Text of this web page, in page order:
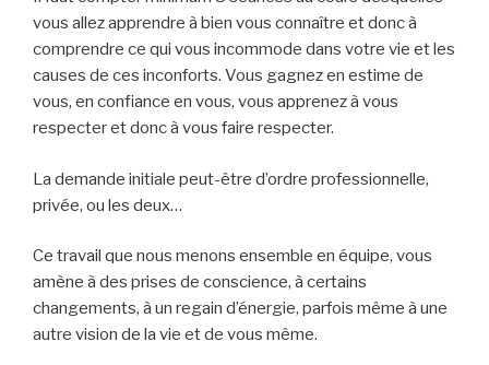
vous allez apprendre à bien vous connaître et donc à
comprendre ce qui vous incommode dans votre vie et les
causes de ces inconforts. Vous gagnez en estime de
vous, en confiance en vous, vous apprenez à vous
respecter et donc à vous faire respecter.
La demande initiale peut-être d’ordre professionnelle,
privée, ou les deux…
Ce travail que nous menons ensemble en équipe, vous
amène à des prises de conscience, à certains
changements, à un regain d’énergie, parfois même à une
autre vision de la vie et de vous même.